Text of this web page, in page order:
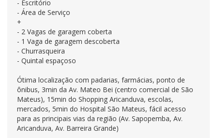
- Escritório
- Área de Serviço
+
- 2 Vagas de garagem coberta
- 1 Vaga de garagem descoberta
- Churrasqueira
- Quintal espaçoso
Ótima localização com padarias, farmácias, ponto de
ônibus, 3min da Av. Mateo Bei (centro comercial de São
Mateus), 15min do Shopping Aricanduva, escolas,
mercados, 5min do Hospital São Mateus, fácil acesso
para as principais vias da região (Av. Sapopemba, Av.
Aricanduva, Av. Barreira Grande)